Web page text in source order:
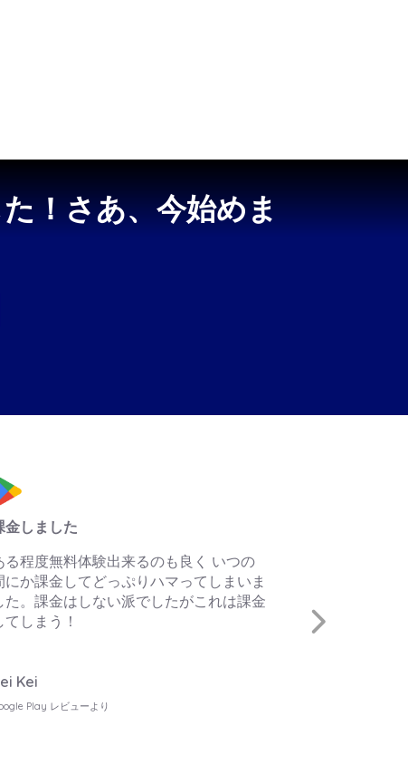
！さあ、今始めま
ズム視唱 & メロディ視唱、最高です
れ、本当にすごいリズム＆視唱アプリ。
ちゃくちゃ役に立ちます。 合唱の先生
、ぜひ必修にしてほしいレベル。
Wenny
Store レビューより